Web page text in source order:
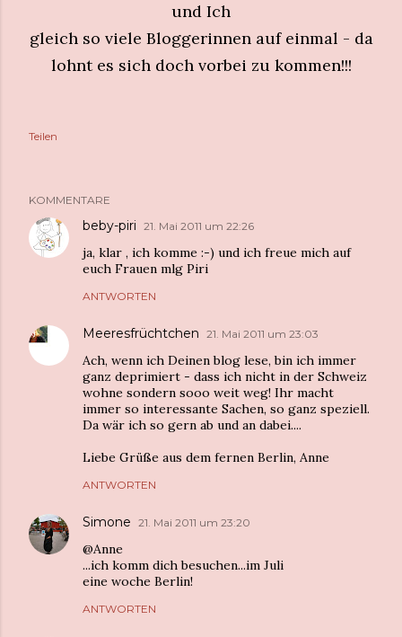
und Ich
gleich so viele Bloggerinnen auf einmal - da
lohnt es sich doch vorbei zu kommen!!!
Teilen
KOMMENTARE
beby-piri 21. Mai 2011 um 22:26
ja, klar , ich komme :-) und ich freue mich auf
euch Frauen mlg Piri
ANTWORTEN
Meeresfrüchtchen 21. Mai 2011 um 23:03
Ach, wenn ich Deinen blog lese, bin ich immer
ganz deprimiert - dass ich nicht in der Schweiz
wohne sondern sooo weit weg! Ihr macht
immer so interessante Sachen, so ganz speziell.
Da wär ich so gern ab und an dabei....
Liebe Grüße aus dem fernen Berlin, Anne
ANTWORTEN
Simone 21. Mai 2011 um 23:20
@Anne
...ich komm dich besuchen...im Juli
eine woche Berlin!
ANTWORTEN